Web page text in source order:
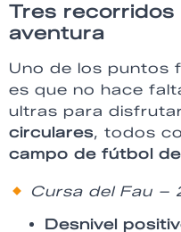
Tres recorridos
aventura
Uno de los puntos
es que no hace
ultras para
circulares, todos
campo de fútbol
Cursa del Fau –
Desnivel